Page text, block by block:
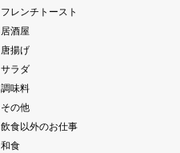
フレンチトースト
居酒屋
唐揚げ
サラダ
調味料
その他
飲食以外のお仕事
和食